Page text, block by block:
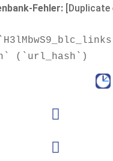
Fehler:
(`url_hash`)

